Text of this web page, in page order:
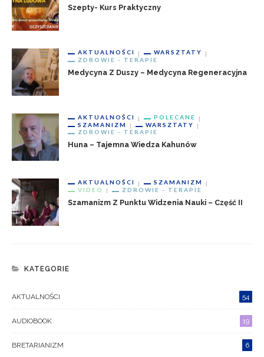
Szepty- Kurs Praktyczny
AKTUALNOŚCI
WARSZTATY
ZDROWIE - TERAPIE
Medycyna Z Duszy – Medycyna Regeneracyjna
AKTUALNOŚCI
POLECANE
SZAMANIZM
WARSZTATY
ZDROWIE - TERAPIE
Huna – Tajemna Wiedza Kahunów
AKTUALNOŚCI
SZAMANIZM
VIDEO
ZDROWIE - TERAPIE
Szamanizm Z Punktu Widzenia Nauki – Część II
KATEGORIE
AKTUALNOŚCI 54
AUDIOBOOK 19
BRETARIANIZM 6